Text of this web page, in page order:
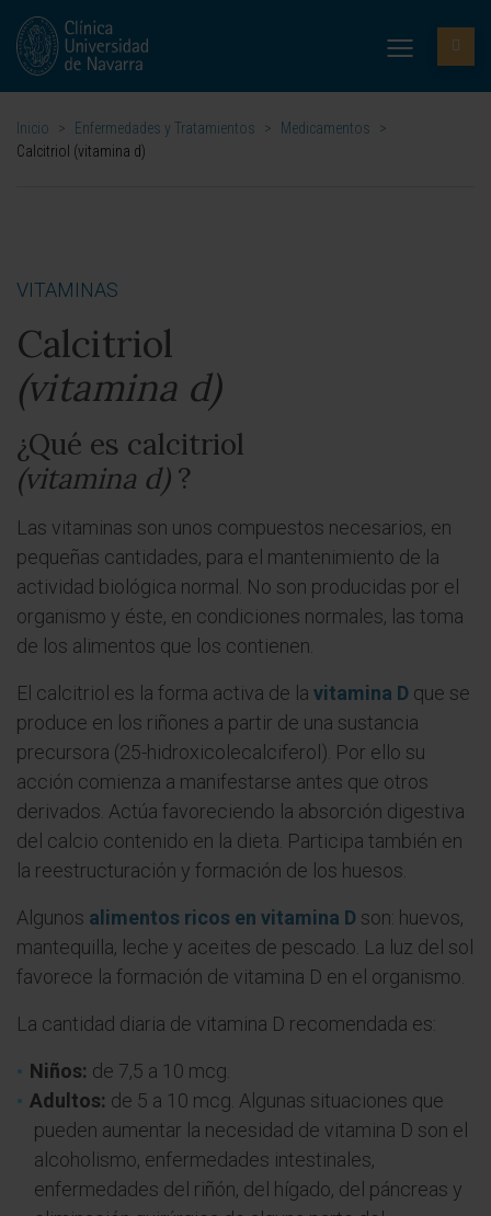
Inicio > Enfermedades y Tratamientos > Medicamentos
>
Calcitriol (vitamina d)
VITAMINAS
Calcitriol
(vitamina d)
¿Qué es calcitriol
(vitamina d) ?
Las vitaminas son unos compuestos necesarios, en
pequeñas cantidades, para el mantenimiento de la
actividad biológica normal. No son producidas por el
organismo y éste, en condiciones normales, las toma
de los alimentos que los contienen.
El calcitriol es la forma activa de la vitamina D que se
produce en los riñones a partir de una sustancia
precursora (25-hidroxicolecalciferol). Por ello su
acción comienza a manifestarse antes que otros
derivados. Actúa favoreciendo la absorción digestiva
del calcio contenido en la dieta. Participa también en
la reestructuración y formación de los huesos.
Algunos alimentos ricos en vitamina D son: huevos,
mantequilla, leche y aceites de pescado. La luz del sol
favorece la formación de vitamina D en el organismo.
La cantidad diaria de vitamina D recomendada es:
Niños: de 7,5 a 10 mcg.
Adultos: de 5 a 10 mcg. Algunas situaciones que
pueden aumentar la necesidad de vitamina D son el
alcoholismo, enfermedades intestinales,
enfermedades del riñón, del hígado, del páncreas y